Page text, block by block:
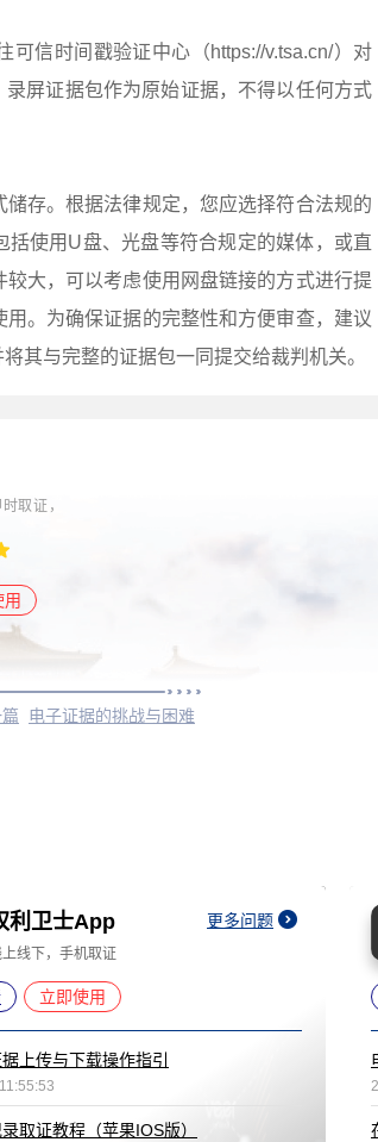
信时间戳验证中心（https://v.tsa.cn/）对
屏证据包作为原始证据，不得以任何方式
存。根据法律规定，您应选择符合法规的
使用U盘、光盘等符合规定的媒体，或直
大，可以考虑使用网盘链接的方式进行提
。为确保证据的完整性和方便审查，建议
其与完整的证据包一同提交给裁判机关。
取证，
用
电子证据的挑战与困难
利卫士App 更多问题
线下，手机取证
立即使用
上传与下载操作指引
取证教程（苹果IOS版）